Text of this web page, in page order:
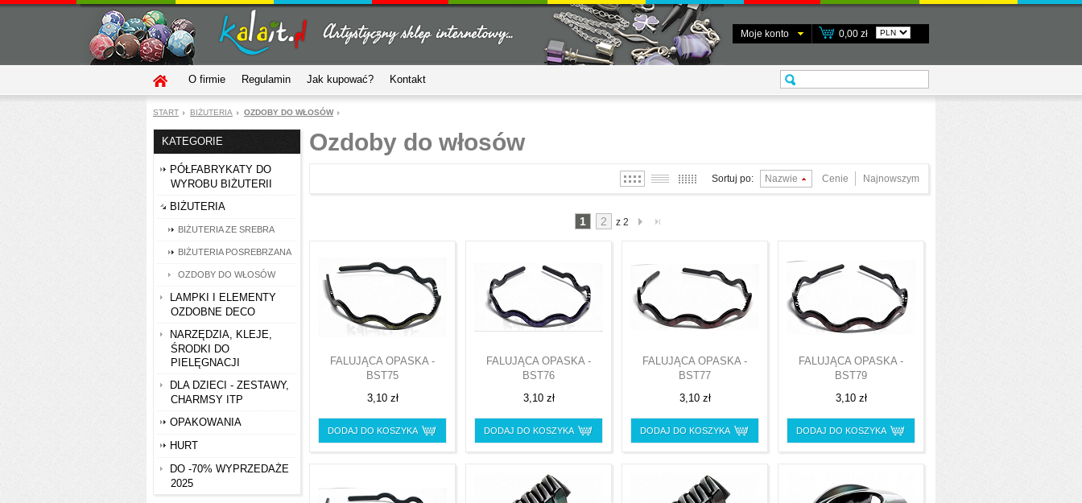
Moje konto 0,00 zł
O firmie Regulamin Jak kupować? Kontakt
START BIŻUTERIA OZDOBY DO WŁOSÓW
KATEGORIE
PÓŁFABRYKATY DO
WYROBU BIŻUTERII
BIŻUTERIA
BIŻUTERIA ZE SREBRA
BIŻUTERIA POSREBRZANA
OZDOBY DO WŁOSÓW
LAMPKI I ELEMENTY
OZDOBNE DECO
NARZĘDZIA, KLEJE,
ŚRODKI DO
PIELĘGNACJI
DLA DZIECI - ZESTAWY,
CHARMSY ITP
OPAKOWANIA
HURT
DO -70% WYPRZEDAŻE
2025
Ozdoby do włosów
Sortuj po: Nazwie Cenie Najnowszym
1 2 z 2
FALUJĄCA OPASKA -
BST75
3,10 zł
DODAJ DO KOSZYKA
FALUJĄCA OPASKA -
BST76
3,10 zł
DODAJ DO KOSZYKA
FALUJĄCA OPASKA -
BST77
3,10 zł
DODAJ DO KOSZYKA
FALUJĄCA OPASKA -
BST79
3,10 zł
DODAJ DO KOSZYKA